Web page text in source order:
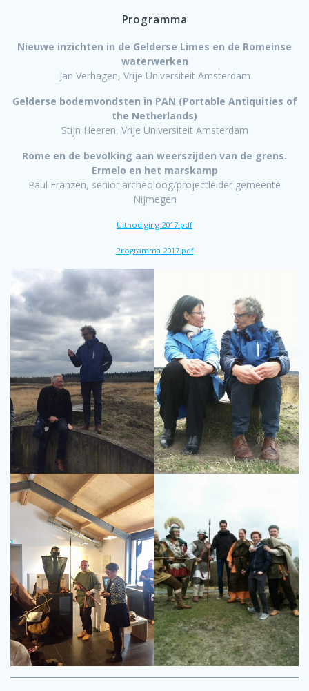
Programma
Nieuwe inzichten in de Gelderse Limes en de Romeinse
waterwerken
Jan Verhagen, Vrije Universiteit Amsterdam
Gelderse bodemvondsten in PAN (Portable Antiquities of
the Netherlands)
Stijn Heeren, Vrije Universiteit Amsterdam
Rome en de bevolking aan weerszijden van de grens.
Ermelo en het marskamp
Paul Franzen, senior archeoloog/projectleider gemeente
Nijmegen
Uitnodiging 2017.pdf
Programma 2017.pdf